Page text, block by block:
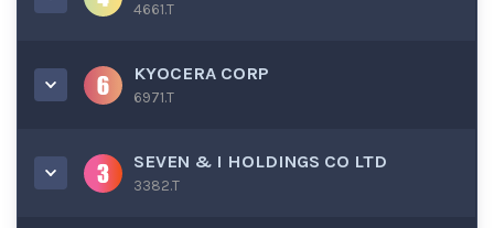
4661.T
KYOCERA CORP
6971.T
SEVEN & I HOLDINGS CO LTD
3382.T